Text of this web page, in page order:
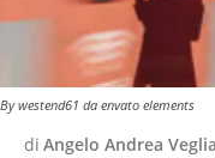
By westend61 da envato elements
di Angelo Andrea